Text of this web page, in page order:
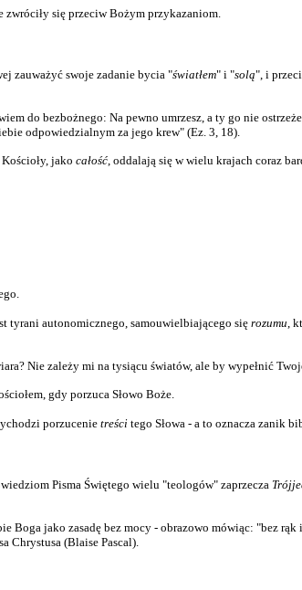
zwróciły się przeciw Bożym przykazaniom.
zauważyć swoje zadanie bycia "światłem" i "solą", i
do bezbożnego: Na pewno umrzesz, a ty go nie
odpowiedzialnym za jego krew" (Ez. 3, 18).
jako całość, oddalają się w wielu krajach coraz
tyrani autonomicznego, samouwielbiającego się rozumu ,
Nie zależy mi na tysiącu światów, ale by wypełnić
gdy porzuca Słowo Boże.
porzucenie treści tego Słowa - a to oznacza zanik
Pisma Świętego wielu "teologów" zaprzecza
Boga jako zasadę bez mocy - obrazowo mówiąc: "bez
Chrystusa (Blaise Pascal).